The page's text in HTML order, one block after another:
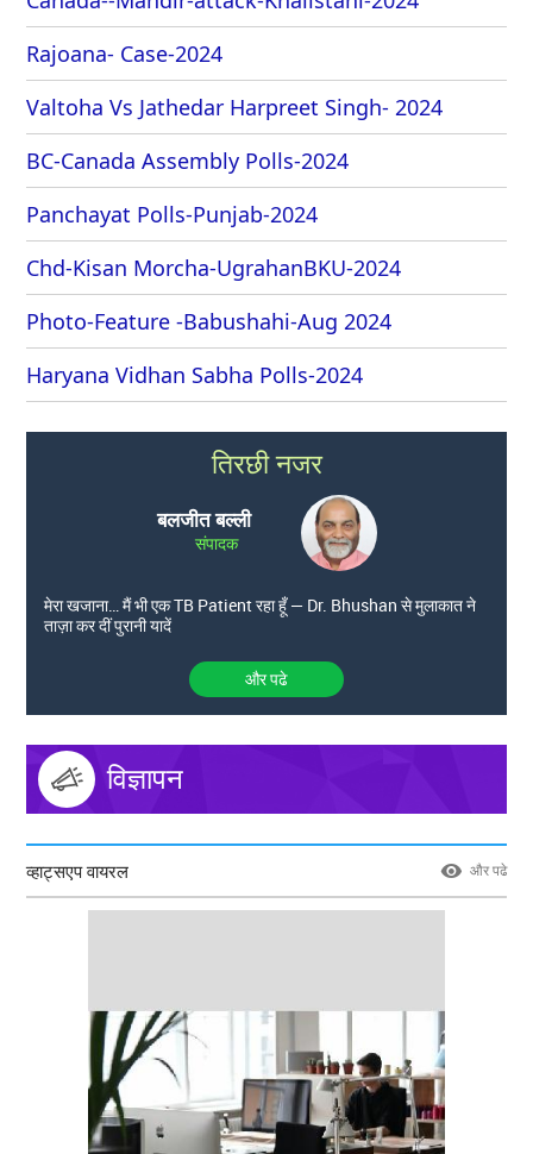
Rajoana- Case-2024
Valtoha Vs Jathedar Harpreet Singh- 2024
BC-Canada Assembly Polls-2024
Panchayat Polls-Punjab-2024
Chd-Kisan Morcha-UgrahanBKU-2024
Photo-Feature -Babushahi-Aug 2024
Haryana Vidhan Sabha Polls-2024
तिरछी नजर
बलजीत बल्ली
संपादक
मेरा खजाना… मैं भी एक TB Patient रहा हूँ — Dr. Bhushan से मुलाकात ने
ताज़ा कर दीं पुरानी यादें
और पढे
विज्ञापन
व्हाट्सएप वायरल और पढे